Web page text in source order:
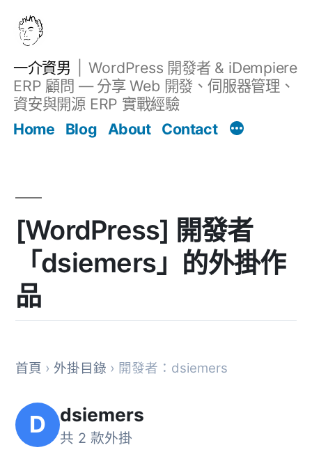
一介資男
WordPress 開發者 & iDempiere
ERP 顧問 — 分享 Web 開發、伺服器管理、
資安與開源 ERP 實戰經驗
Home
Blog About Contact
[WordPress] 開發者
「dsiemers」的外掛作
品
首頁 › 外掛目錄 › 開發者：dsiemers
D dsiemers
共 2 款外掛
文章 Filter